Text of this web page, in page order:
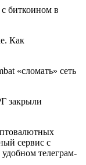
биткоином в
Как
«сломать» сеть
закрыли
сервис с
телеграм-